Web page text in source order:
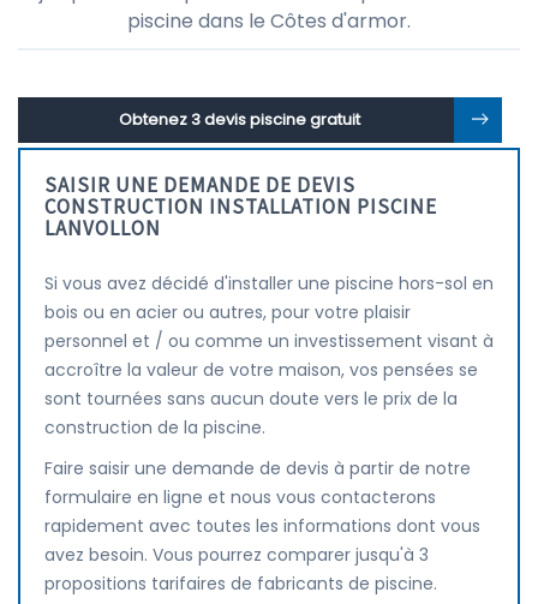
piscine dans le Côtes d'armor.
Obtenez 3 devis piscine gratuit
SAISIR UNE DEMANDE DE DEVIS
CONSTRUCTION INSTALLATION PISCINE
LANVOLLON
Si vous avez décidé d'installer une piscine hors-sol en
bois ou en acier ou autres, pour votre plaisir
personnel et / ou comme un investissement visant à
accroître la valeur de votre maison, vos pensées se
sont tournées sans aucun doute vers le prix de la
construction de la piscine.
Faire saisir une demande de devis à partir de notre
formulaire en ligne et nous vous contacterons
rapidement avec toutes les informations dont vous
avez besoin. Vous pourrez comparer jusqu'à 3
propositions tarifaires de fabricants de piscine.